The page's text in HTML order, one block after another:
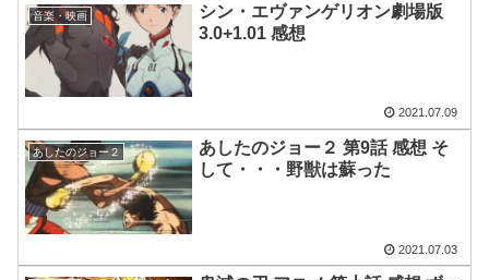
音楽・映画
シン・エヴァンゲリオン劇場版
3.0+1.01 感想
2021.07.09
あしたのジョー２
あしたのジョー２ 第9話 感想 そ
して・・・野獣は蘇った
2021.07.03